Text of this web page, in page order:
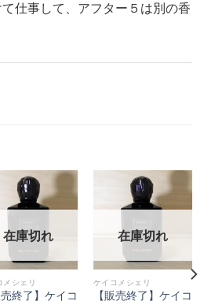
仕事して、アフター５は別の香
在庫切れ
メシェリ
売終了】ケイコ
在庫切れ
ケイコメシェリ
【販売終了】ケイコ